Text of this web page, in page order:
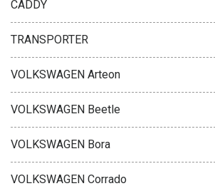
CADDY
TRANSPORTER
VOLKSWAGEN Arteon
VOLKSWAGEN Beetle
VOLKSWAGEN Bora
VOLKSWAGEN Corrado